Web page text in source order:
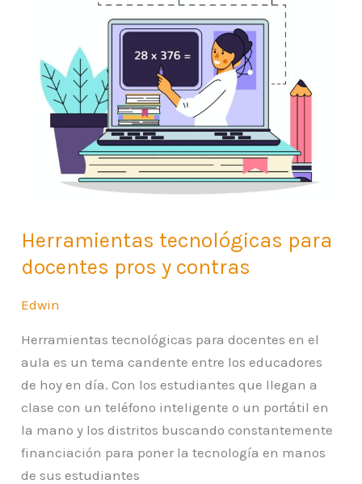
Herramientas tecnológicas para
docentes pros y contras
Edwin
Herramientas tecnológicas para docentes en el
aula es un tema candente entre los educadores
de hoy en día. Con los estudiantes que llegan a
clase con un teléfono inteligente o un portátil en
la mano y los distritos buscando constantemente
financiación para poner la tecnología en manos
de sus estudiantes